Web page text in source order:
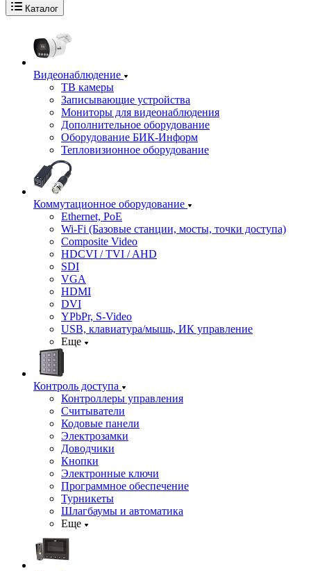
Каталог
Видеонаблюдение
ТВ камеры
Записывающие устройства
Мониторы для видеонаблюдения
Дополнительное оборудование
Оборудование БИК-Информ
Тепловизионное оборудование
Коммутационное оборудование
Ethernet, PoE
Wi-Fi (Базовые станции, мосты, точки доступа)
Composite Video
HDCVI / TVI / AHD
SDI
VGA
HDMI
DVI
YPbPr, S-Video
USB, клавиатура/мышь, ИК управление
Еще
Контроль доступа
Контроллеры управления
Считыватели
Кодовые панели
Электрозамки
Доводчики
Кнопки
Электронные ключи
Программное обеспечение
Турникеты
Шлагбаумы и автоматика
Еще